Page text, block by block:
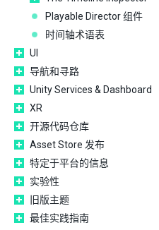
Playable Director 组件
时间轴术语表
UI
导航和寻路
Unity Services & Dashboard
XR
开源代码仓库
Asset Store 发布
特定于平台的信息
实验性
旧版主题
最佳实践指南